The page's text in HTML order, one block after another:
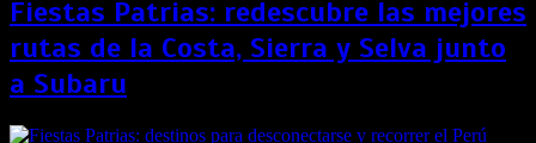
Fiestas Patrias: redescubre las mejores
rutas de la Costa, Sierra y Selva junto
a Subaru